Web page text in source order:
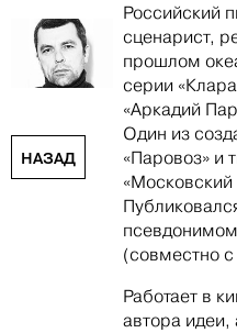
НАЗАД
Российский
сценарист,
прошлом
серии
«Аркадий
Один из
«Паровоз» и
«Московский
(совместно
Работает в
автора идеи,